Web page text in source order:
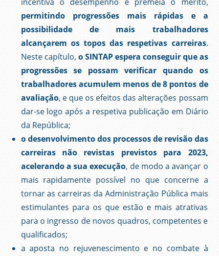
permitindo progressões mais rápidas e a
possibilidade de mais trabalhadores
alcançarem os topos das respetivas carreiras.
Neste capítulo, o SINTAP espera conseguir que as
progressões se possam verificar quando os
trabalhadores acumulem menos de 8 pontos de
avaliação, e que os efeitos das alterações possam
dar-se logo após a respetiva publicação em Diário
da República;
o desenvolvimento dos processos de revisão das
carreiras não revistas previstos para 2023,
acelerando a sua execução, de modo a avançar o
mais rapidamente possível no que concerne a
tornar as carreiras da Administração Pública mais
estimulantes para os que estão e mais atrativas
para o ingresso de novos quadros, competentes e
qualificados;
a aposta no rejuvenescimento e no combate à